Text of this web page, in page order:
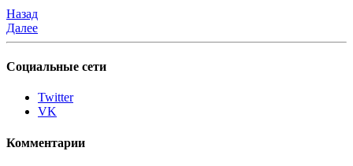
Назад
Далее
Социальные сети
Twitter
VK
Комментарии